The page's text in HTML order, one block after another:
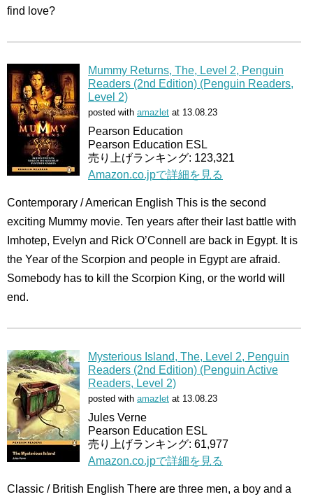
find love?
Mummy Returns, The, Level 2, Penguin
Readers (2nd Edition) (Penguin Readers,
Level 2)
posted with amazlet at 13.08.23
Pearson Education
Pearson Education ESL
売り上げランキング: 123,321
Amazon.co.jpで詳細を見る
Contemporary / American English This is the second
exciting Mummy movie. Ten years after their last battle with
Imhotep, Evelyn and Rick O’Connell are back in Egypt. It is
the Year of the Scorpion and people in Egypt are afraid.
Somebody has to kill the Scorpion King, or the world will
end.
Mysterious Island, The, Level 2, Penguin
Readers (2nd Edition) (Penguin Active
Readers, Level 2)
posted with amazlet at 13.08.23
Jules Verne
Pearson Education ESL
売り上げランキング: 61,977
Amazon.co.jpで詳細を見る
Classic / British English There are three men, a boy and a